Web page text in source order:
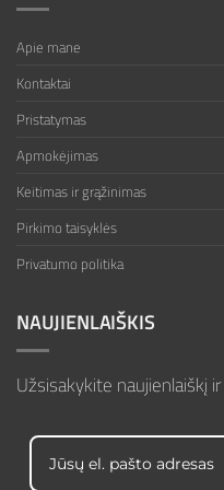
Apie mane
Kontaktai
Pristatymas
Apmokėjimas
Keitimas ir grąžinimas
Pirkimo taisyklės
Privatumo politika
NAUJIENLAIŠKIS
Užsisakykite naujienlaiškį